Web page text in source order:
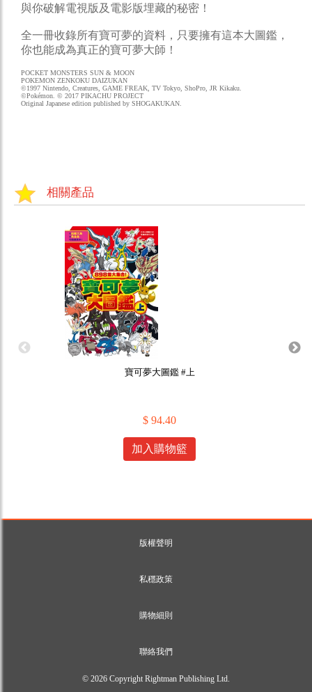
與你破解電視版及電影版埋藏的秘密！
全一冊收錄所有寶可夢的資料，只要擁有這本大圖鑑，
你也能成為真正的寶可夢大師！
POCKET MONSTERS SUN & MOON
POKEMON ZENKOKU DAIZUKAN
©1997 Nintendo, Creatures, GAME FREAK, TV Tokyo, ShoPro, JR Kikaku.
©Pokémon. © 2017 PIKACHU PROJECT
Original Japanese edition published by SHOGAKUKAN.
相關產品
寶可夢大圖鑑 #上
$ 94.40
加入購物籃
版權聲明
私穩政策
購物細則
聯絡我們
© 2026 Copyright Rightman Publishing Ltd.